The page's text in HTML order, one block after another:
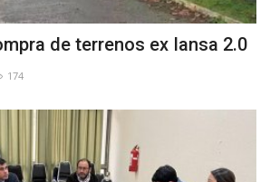
de terrenos ex Iansa 2.0
174